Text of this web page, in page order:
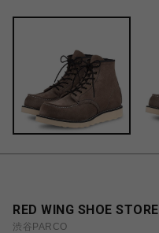
RED WING SHOE STORE
渋谷PARCO